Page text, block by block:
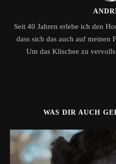
Seit 40 Jahren erlebe ich den
dass sich das auch auf meinen
Um das Klischee zu
WAS DIR AUCH